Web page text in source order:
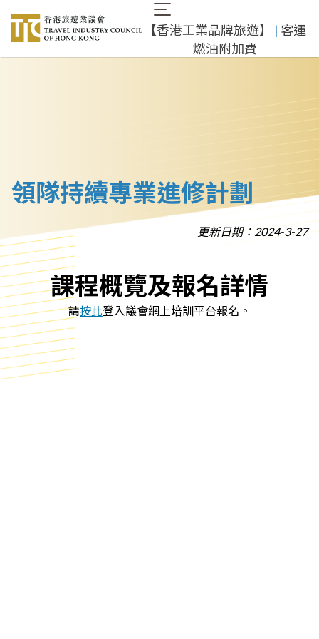
內
Main
navigation
​【香港工業品牌旅遊】 ​ | 客運
燃油附加費
領隊持續專業進修計劃
更新日期：2024-3-27
課程概覽及報名詳情
請按此登入議會網上培訓平台報名。